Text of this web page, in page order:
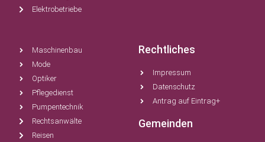
Elektrobetriebe
Maschinenbau
Mode
Optiker
Pflegedienst
Pumpentechnik
Rechtsanwälte
Reisen
Rechtliches
Impressum
Datenschutz
Antrag auf Eintrag+
Gemeinden